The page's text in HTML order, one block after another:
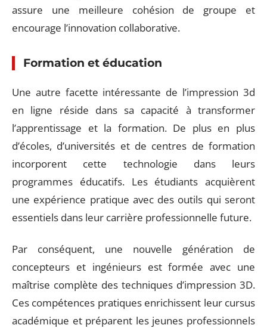
assure une meilleure cohésion de groupe et
encourage l’innovation collaborative.
Formation et éducation
Une autre facette intéressante de l’impression 3d
en ligne réside dans sa capacité à transformer
l’apprentissage et la formation. De plus en plus
d’écoles, d’universités et de centres de formation
incorporent cette technologie dans leurs
programmes éducatifs. Les étudiants acquièrent
une expérience pratique avec des outils qui seront
essentiels dans leur carrière professionnelle future.
Par conséquent, une nouvelle génération de
concepteurs et ingénieurs est formée avec une
maîtrise complète des techniques d’impression 3D.
Ces compétences pratiques enrichissent leur cursus
académique et préparent les jeunes professionnels